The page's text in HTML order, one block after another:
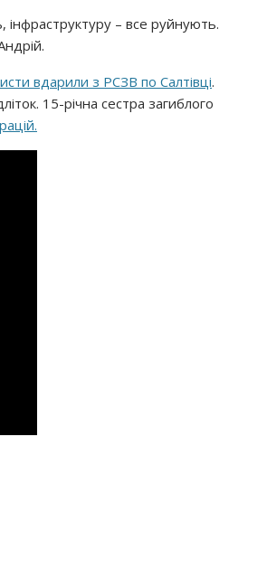
– все руйнують.
вдарили з РСЗВ по Салтівці.
15-річна сестра загиблого